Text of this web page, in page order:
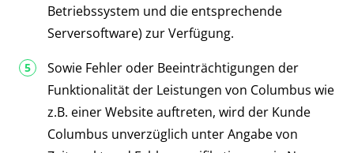
Betriebssystem und die entsprechende
Serversoftware) zur Verfügung.
Sowie Fehler oder Beeinträchtigungen der
Funktionalität der Leistungen von Columbus wie
z.B. einer Website auftreten, wird der Kunde
Columbus unverzüglich unter Angabe von